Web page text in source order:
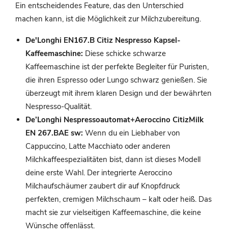
Ein entscheidendes Feature, das den Unterschied
machen kann, ist die Möglichkeit zur Milchzubereitung.
De'Longhi EN167.B Citiz Nespresso Kapsel-
Kaffeemaschine: Diese schicke schwarze
Kaffeemaschine ist der perfekte Begleiter für Puristen,
die ihren Espresso oder Lungo schwarz genießen. Sie
überzeugt mit ihrem klaren Design und der bewährten
Nespresso-Qualität.
De’Longhi Nespressoautomat+Aeroccino CitizMilk
EN 267.BAE sw: Wenn du ein Liebhaber von
Cappuccino, Latte Macchiato oder anderen
Milchkaffeespezialitäten bist, dann ist dieses Modell
deine erste Wahl. Der integrierte Aeroccino
Milchaufschäumer zaubert dir auf Knopfdruck
perfekten, cremigen Milchschaum – kalt oder heiß. Das
macht sie zur vielseitigen Kaffeemaschine, die keine
Wünsche offenlässt.